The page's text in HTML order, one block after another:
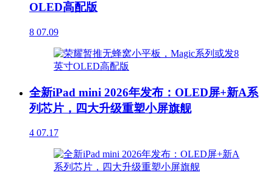
OLED高配版
8 07.09
全新iPad mini 2026年发布：OLED屏+新A系
列芯片，四大升级重塑小屏旗舰
4 07.17